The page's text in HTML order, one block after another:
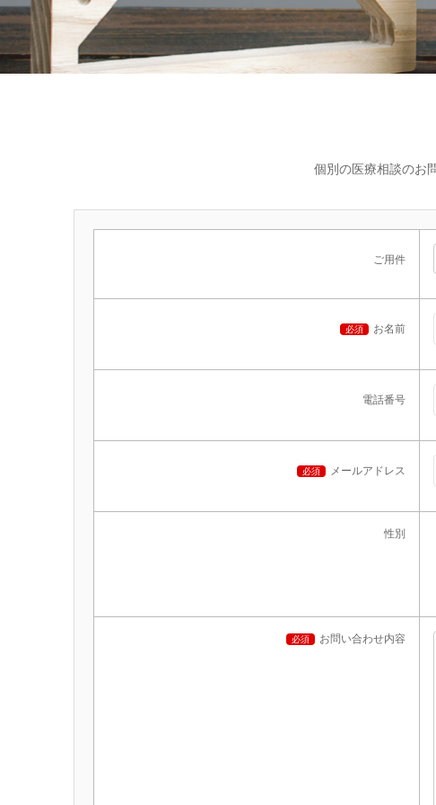
個別の医療相談のお
ご用件
必須 お名前
電話番号
必須 メールアドレス
性別
必須 お問い合わせ内容